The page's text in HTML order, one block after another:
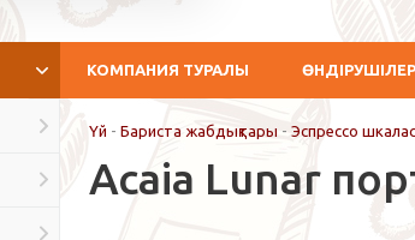
КОМПАНИЯ ТУРАЛЫ ӨНДІРУШІЛЕР
Үй - Бариста жабдықтары - Эспрессо
Acaia Lunar